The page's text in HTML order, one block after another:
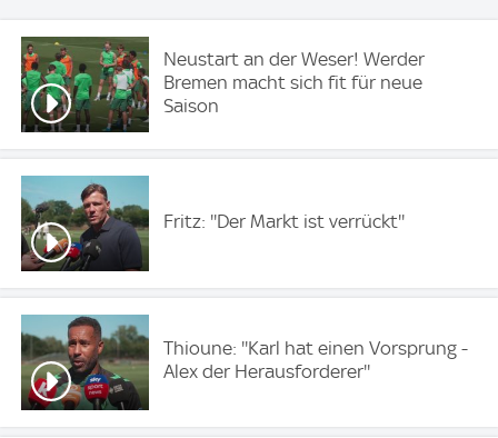
Neustart an der Weser! Werder
Bremen macht sich fit für neue
Saison
Fritz: ''Der Markt ist verrückt''
Thioune: ''Karl hat einen Vorsprung -
Alex der Herausforderer''